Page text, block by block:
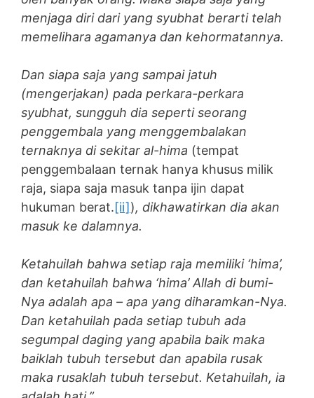
menjaga diri dari yang syubhat berarti telah
memelihara agamanya dan kehormatannya.
Dan siapa saja yang sampai jatuh
(mengerjakan) pada perkara-perkara
syubhat, sungguh dia seperti seorang
penggembala yang menggembalakan
ternaknya di sekitar al-hima (tempat
penggembalaan ternak hanya khusus milik
raja, siapa saja masuk tanpa ijin dapat
hukuman berat.[ii]), dikhawatirkan dia akan
masuk ke dalamnya.
Ketahuilah bahwa setiap raja memiliki ‘hima’,
dan ketahuilah bahwa ‘hima’ Allah di bumi-
Nya adalah apa – apa yang diharamkan-Nya.
Dan ketahuilah pada setiap tubuh ada
segumpal daging yang apabila baik maka
baiklah tubuh tersebut dan apabila rusak
maka rusaklah tubuh tersebut. Ketahuilah, ia